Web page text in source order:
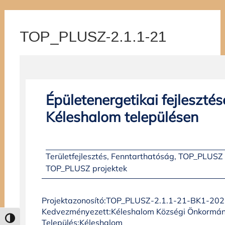
Nagy kontraszt váltása
TOP_PLUSZ-2.1.1-21